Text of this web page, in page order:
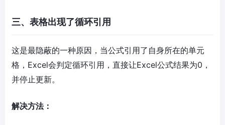
三、表格出现了循环引用
这是最隐蔽的一种原因，当公式引用了自身所在的单元
格，Excel会判定循环引用，直接让Excel公式结果为0，
并停止更新。
解决方法：